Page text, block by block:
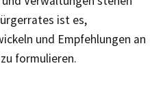
ist es,
und Empfehlungen an
formulieren.